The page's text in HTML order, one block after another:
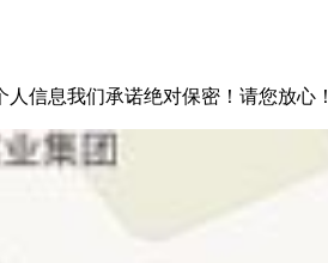
信息我们承诺绝对保密！请您放心！